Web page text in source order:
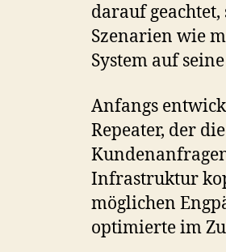
darauf
Szenarien wie
System auf
Anfangs
Repeater, der
Infrastruktur
möglichen
optimierte im